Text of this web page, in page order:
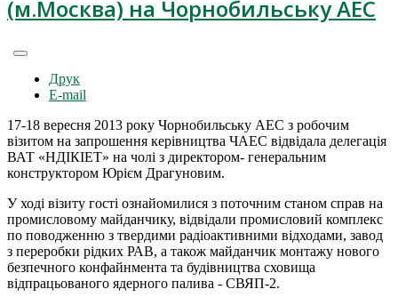
(м.Москва) на Чорнобильську АЕС
Друк
E-mail
17-18 вересня 2013 року Чорнобильську АЕС з робочим
візитом на запрошення керівництва ЧАЕС відвідала делегація
ВАТ «НДІКІЕТ» на чолі з директором- генеральним
конструктором Юрієм Драгуновим.
У ході візиту гості ознайомилися з поточним станом справ на
промисловому майданчику, відвідали промисловий комплекс
по поводженню з твердими радіоактивними відходами, завод
з переробки рідких РАВ, а також майданчик монтажу нового
безпечного конфайнмента та будівництва сховища
відпрацьованого ядерного палива - СВЯП-2.